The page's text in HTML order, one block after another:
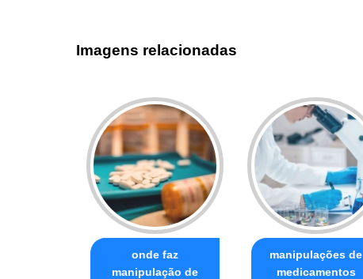
Imagens relacionadas
onde faz
manipulação de
manipulações de
medicamentos